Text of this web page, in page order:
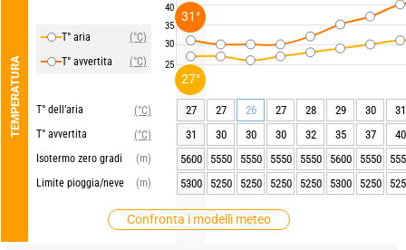
TEMPERATURA
T° aria
(°C)
T° avvertita
(°C)
T° dell’aria
(°C)
T° avvertita
(°C)
Isotermo zero gradi
(m)
Limite pioggia/neve
(m)
Confronta i modelli meteo
40
35
30
25
27 27 26 27 28 29 30
31
31
30 30 30 32 35 37
40
5600
5550 5550 5550 5550 5600 5550
5300
5250 5250 5250 5250 5300 5250
27°
31°